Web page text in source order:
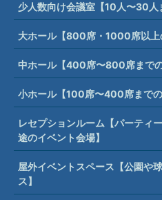
少人数向け会議室【10人〜30人
大ホール【800席・1000席以上
中ホール【400席〜800席までの
小ホール【100席〜400席までの
レセプションルーム【パーティ
途のイベント会場】
屋外イベントスペース【公園や
ス】